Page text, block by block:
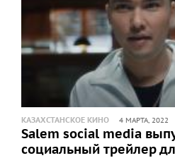
КАЗАХСТАНСКОЕ КИНО 4 МАРТА, 2022
Salem social media
социальный трейлер